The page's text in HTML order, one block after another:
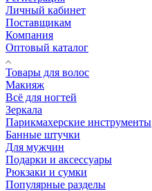
Личный кабинет
Поставщикам
Компания
Оптовый каталог
Товары для волос
Макияж
Всё для ногтей
Зеркала
Парикмахерские инструменты
Банные штучки
Для мужчин
Подарки и аксессуары
Рюкзаки и сумки
Популярные разделы